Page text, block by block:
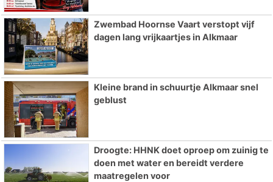
Zwembad Hoornse Vaart verstopt vijf
dagen lang vrijkaartjes in Alkmaar
Kleine brand in schuurtje Alkmaar snel
geblust
Droogte: HHNK doet oproep om zuinig te
doen met water en bereidt verdere
maatregelen voor